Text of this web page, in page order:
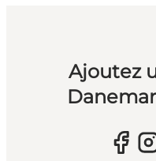
Ajoutez